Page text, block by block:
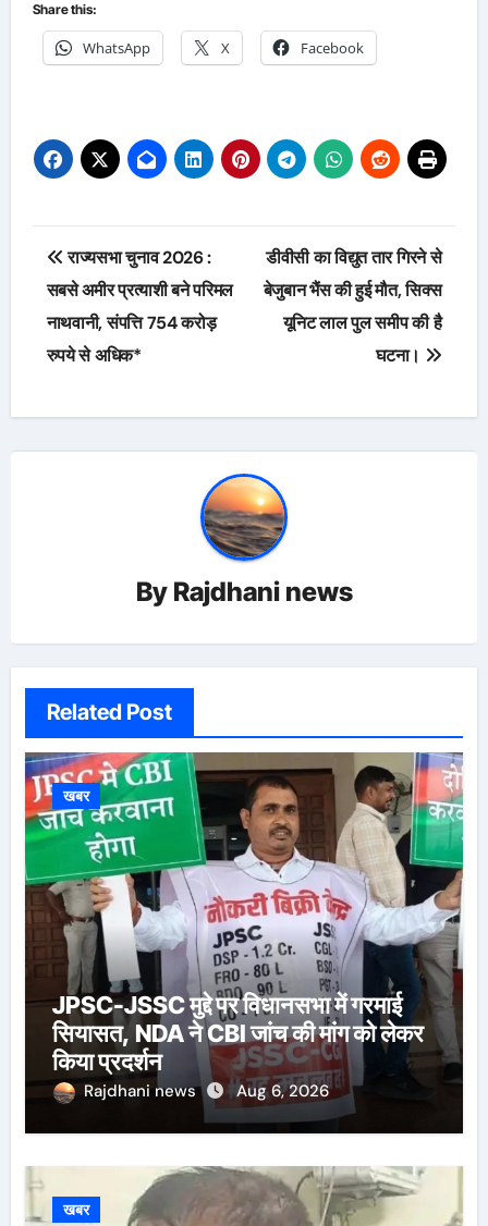
Share this:
WhatsApp X Facebook
Post
navigation
राज्यसभा चुनाव 2026 :
सबसे अमीर प्रत्याशी बने परिमल
नाथवानी, संपत्ति 754 करोड़
रुपये से अधिक*
डीवीसी का विद्युत तार गिरने से
बेजुबान भैंस की हुई मौत, सिक्स
यूनिट लाल पुल समीप की है
घटना।
By Rajdhani news
Related Post
खबर
JPSC-JSSC मुद्दे पर विधानसभा में गरमाई
सियासत, NDA ने CBI जांच की मांग को लेकर
किया प्रदर्शन
Rajdhani news Aug 6, 2026
खबर